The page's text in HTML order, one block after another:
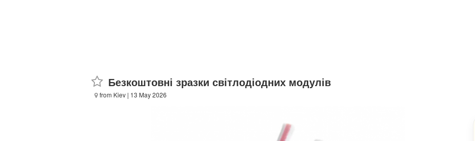
Безкоштовні зразки світлодіодних модулів
from Kiev | 13 May 2026